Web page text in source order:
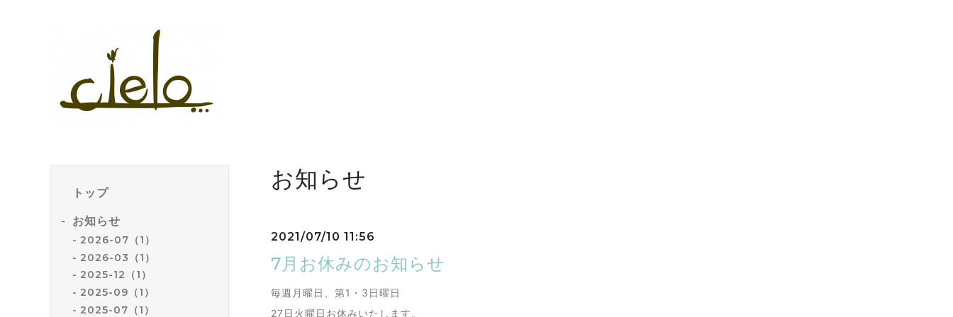
トップ
お知らせ
2026-07（1）
2026-03（1）
2025-12（1）
2025-09（1）
2025-07（1）
お知らせ
2021/07/10 11:56
7月お休みのお知らせ
毎週月曜日、第1・3日曜日
27日火曜日お休みいたします。